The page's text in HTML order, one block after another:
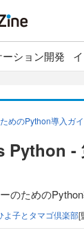
ション開発
めのPython導入ガ
Python -
のための
よ子とタマゴ倶楽部[